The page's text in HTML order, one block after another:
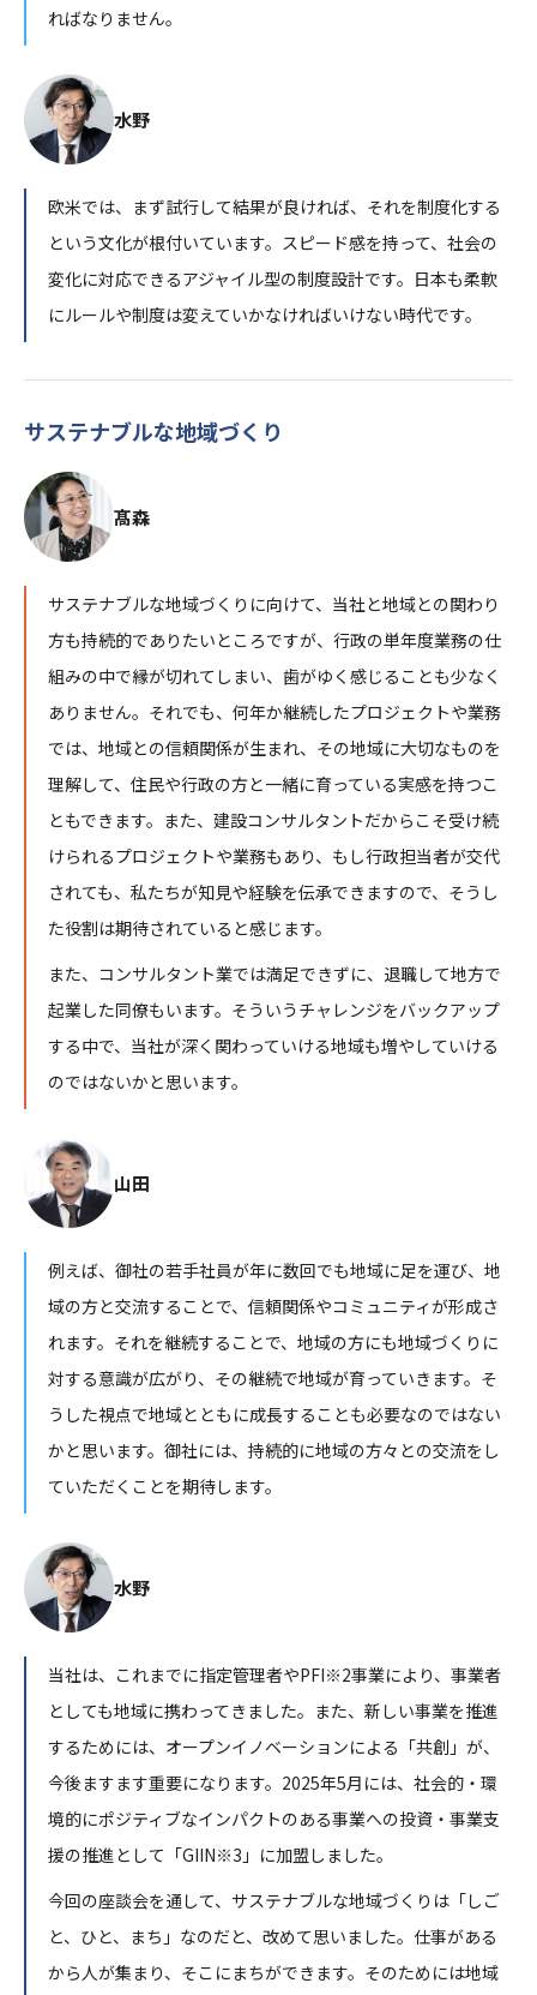
ればなりません。
水野
欧米では、まず試行して結果が良ければ、それを制度化する
という文化が根付いています。スピード感を持って、社会の
変化に対応できるアジャイル型の制度設計です。日本も柔軟
にルールや制度は変えていかなければいけない時代です。
サステナブルな地域づくり
髙森
サステナブルな地域づくりに向けて、当社と地域との関わり
方も持続的でありたいところですが、行政の単年度業務の仕
組みの中で縁が切れてしまい、歯がゆく感じることも少なく
ありません。それでも、何年か継続したプロジェクトや業務
では、地域との信頼関係が生まれ、その地域に大切なものを
理解して、住民や行政の方と一緒に育っている実感を持つこ
ともできます。また、建設コンサルタントだからこそ受け続
けられるプロジェクトや業務もあり、もし行政担当者が交代
されても、私たちが知見や経験を伝承できますので、そうし
た役割は期待されていると感じます。
また、コンサルタント業では満足できずに、退職して地方で
起業した同僚もいます。そういうチャレンジをバックアップ
する中で、当社が深く関わっていける地域も増やしていける
のではないかと思います。
山田
例えば、御社の若手社員が年に数回でも地域に足を運び、地
域の方と交流することで、信頼関係やコミュニティが形成さ
れます。それを継続することで、地域の方にも地域づくりに
対する意識が広がり、その継続で地域が育っていきます。そ
うした視点で地域とともに成長することも必要なのではない
かと思います。御社には、持続的に地域の方々との交流をし
ていただくことを期待します。
水野
当社は、これまでに指定管理者やPFI※2事業により、事業者
としても地域に携わってきました。また、新しい事業を推進
するためには、オープンイノベーションによる「共創」が、
今後ますます重要になります。2025年5月には、社会的・環
境的にポジティブなインパクトのある事業への投資・事業支
援の推進として「GIIN※3」に加盟しました。
今回の座談会を通して、サステナブルな地域づくりは「しご
と、ひと、まち」なのだと、改めて思いました。仕事がある
から人が集まり、そこにまちができます。そのためには地域